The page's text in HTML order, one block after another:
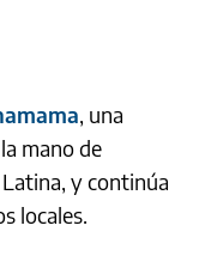
, una
mano de
y continúa
locales.